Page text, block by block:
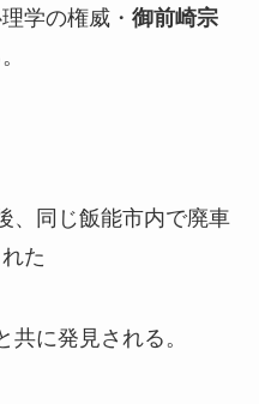
学の権威・ 御前崎宗
、同じ飯能市内で廃車
た
に発見される。